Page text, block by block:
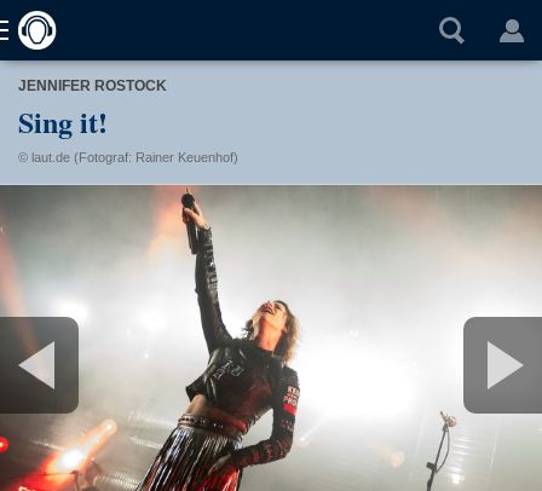
JENNIFER ROSTOCK
Sing it!
© laut.de (Fotograf: Rainer Keuenhof)